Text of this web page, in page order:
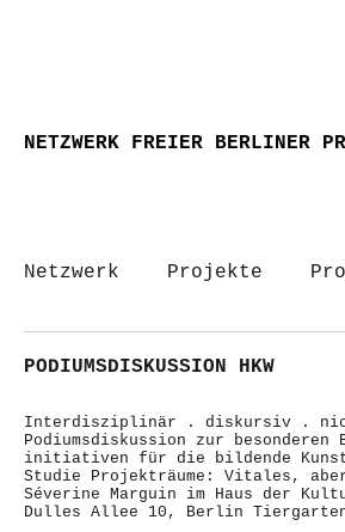
NETZWERK FREIER BERLINER
Netzwerk Projekte
PODIUMSDISKUSSION HKW
Interdisziplinär . diskursiv .
Podiumsdiskussion zur
initiativen für die bildende
Studie Projekträume: Vitales,
Séverine Marguin im Haus der
Dulles Allee 10, Berlin